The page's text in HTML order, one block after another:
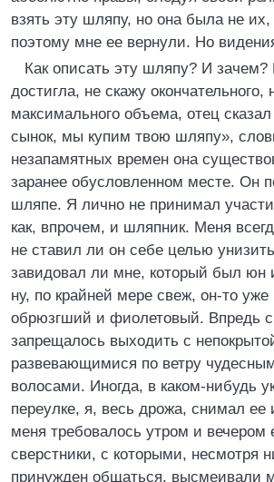
взять эту шляпу, но она была не
поэтому мне ее вернули. Но
Как описать эту шляпу? И зачем?
достигла, не скажу окончательного,
максимального объема, отец
сынок, мы купим твою шляпу»,
незапамятных времен она
заранее обусловленном месте. Он
шляпе. Я лично не принимал
как, впрочем, и шляпник. Меня
не ставил ли он себе целью
завидовал ли мне, который был юн
ну, по крайней мере свеж, он-то
обрюзгший и фиолетовый. Впредь с
запрещалось выходить с
развевающимися по ветру
волосами. Иногда, в каком-нибудь
переулке, я, весь дрожа, снимал ее
меня требовалось утром и вечером
сверстники, с которыми, несмотря
принужден общаться, высмеивали